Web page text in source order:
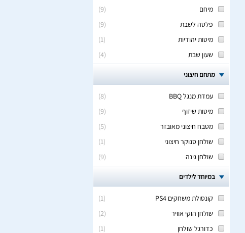
(
9
)
מיחם
(
9
)
פלטה לשבת
(
1
)
מיטות יהודיות
(
4
) שעון שבת
מתחם חיצוני
(
8
)
עמדת מנגל BBQ
(
9
)
מיטות שיזוף
(
5
)
מטבח חיצוני מאובזר
(
1
)
שולחן סנוקר חיצוני
(
9
) שולחן גינה
במיוחד לילדים
(
1
)
קונסולת משחקים PS4
(
2
)
שולחן הוקי אוויר
(
1
) כדורגל שולחן